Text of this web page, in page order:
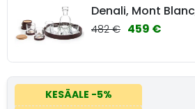
Denali, Mont
482 € 459 €
KESÄALE -5%